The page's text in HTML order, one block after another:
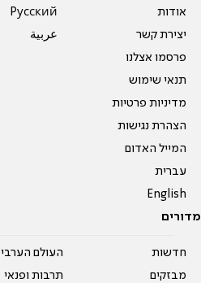
אודות
יצירת קשר
פרסמו אצלנו
תנאי שימוש
מדיניות פרטיות
הצהרת נגישות
המייל האדום
עברית
English
Pусский
عربية
מדורים
חדשות
מבזקים
העולם הערבי
תרבות ופנאי